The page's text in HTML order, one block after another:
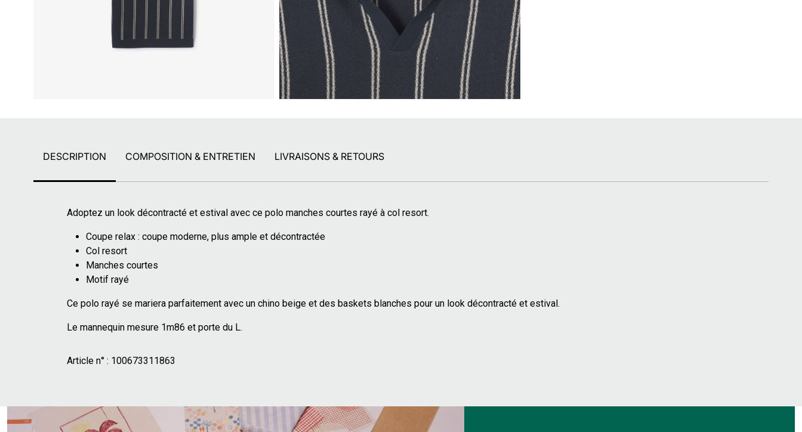
DESCRIPTION COMPOSITION & ENTRETIEN LIVRAISONS & RETOURS
Adoptez un look décontracté et estival avec ce polo manches courtes rayé à col resort.
Coupe relax : coupe moderne, plus ample et décontractée
Col resort
Manches courtes
Motif rayé
Ce polo rayé se mariera parfaitement avec un chino beige et des baskets blanches pour un look décontracté et estival.
Le mannequin mesure 1m86 et porte du L.
Article n° : 100673311863